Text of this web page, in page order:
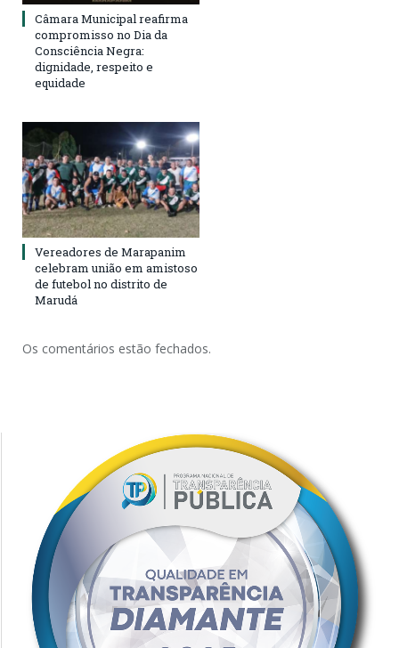
Câmara Municipal reafirma
compromisso no Dia da
Consciência Negra:
dignidade, respeito e
equidade
Vereadores de Marapanim
celebram união em amistoso
de futebol no distrito de
Marudá
Os comentários estão fechados.